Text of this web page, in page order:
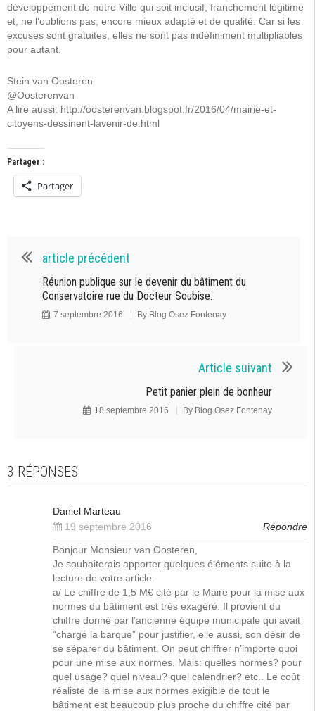
développement de notre Ville qui soit inclusif, franchement légitime
et, ne l’oublions pas, encore mieux adapté et de qualité. Car si les
excuses sont gratuites, elles ne sont pas indéfiniment multipliables
pour autant.
Stein van Oosteren
@Oosterenvan
A lire aussi: http://oosterenvan.blogspot.fr/2016/04/mairie-et-
citoyens-dessinent-lavenir-de.html
Partager :
Partager
article précédent
Réunion publique sur le devenir du bâtiment du
Conservatoire rue du Docteur Soubise.
7 septembre 2016 By Blog Osez Fontenay
Article suivant
Petit panier plein de bonheur
18 septembre 2016 By Blog Osez Fontenay
3 RÉPONSES
Daniel Marteau
19 septembre 2016
Répondre
Bonjour Monsieur van Oosteren,
Je souhaiterais apporter quelques éléments suite à la
lecture de votre article.
a/ Le chiffre de 1,5 M€ cité par le Maire pour la mise aux
normes du bâtiment est trés exagéré. Il provient du
chiffre donné par l’ancienne équipe municipale qui avait
“chargé la barque” pour justifier, elle aussi, son désir de
se séparer du bâtiment. On peut chiffrer n’importe quoi
pour une mise aux normes. Mais: quelles normes? pour
quel usage? quel niveau? quel calendrier? etc.. Le coût
réaliste de la mise aux normes exigible de tout le
bâtiment est beaucoup plus proche du chiffre cité par